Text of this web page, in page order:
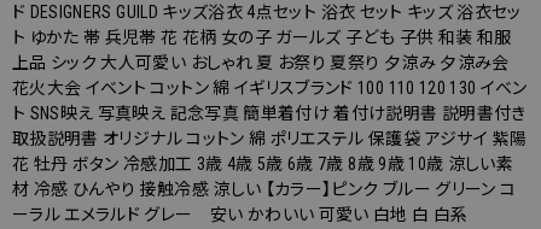
ド DESIGNERS GUILD キッズ浴衣 4点セット 浴衣 セット キッズ 浴衣セッ
ト ゆかた 帯 兵児帯 花 花柄 女の子 ガールズ 子ども 子供 和装 和服
上品 シック 大人可愛い おしゃれ 夏 お祭り 夏祭り 夕涼み 夕涼み会
花火大会 イベント コットン 綿 イギリスブランド 100 110 120 130 イベン
ト SNS映え 写真映え 記念写真 簡単着付け 着付け説明書 説明書付き
取扱説明書 オリジナル コットン 綿 ポリエステル 保護袋 アジサイ 紫陽
花 牡丹 ボタン 冷感加工 3歳 4歳 5歳 6歳 7歳 8歳 9歳 10歳 涼しい素
材 冷感 ひんやり 接触冷感 涼しい 【カラー】ピンク ブルー グリーン コ
ーラル エメラルド グレー 安い かわいい 可愛い 白地 白 白系